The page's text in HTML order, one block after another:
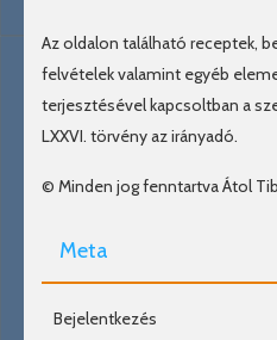
Az oldalon található receptek,
felvételek valamint egyéb
terjesztésével kapcsoltban a
LXXVI. törvény az irányadó.
© Minden jog fenntartva Átol
Meta
Bejelentkezés